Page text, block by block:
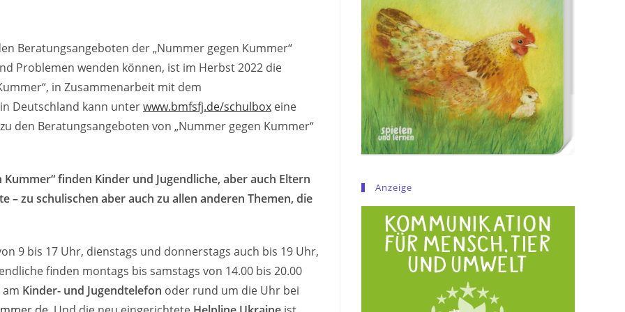
Beratungsangeboten der „Nummer gegen Kummer“
Problemen wenden können, ist im Herbst 2022 die
in Zusammenarbeit mit dem
Deutschland kann unterwww.bmfsfj.de/schulbox eine
den Beratungsangeboten von „Nummer gegen Kummer“
finden Kinder und Jugendliche, aber auch Eltern
– zu schulischen aber auch zu allen anderen Themen, die
9 bis 17 Uhr, dienstags und donnerstags auch bis 19 Uhr,
finden montags bis samstags von 14.00 bis 20.00
Kinder- und Jugendtelefon oder rund um die Uhr bei
Anzeige